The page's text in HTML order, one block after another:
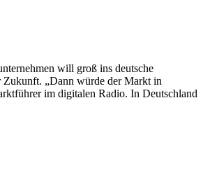
will groß ins deutsche
Zukunft. „Dann würde der Markt in
im digitalen Radio. In Deutschland